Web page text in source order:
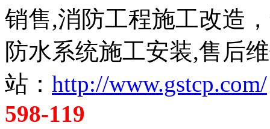
销售,消防工程施工改造
防水系统施工安装,售后
站： http://www.gstcp.com/
598-119